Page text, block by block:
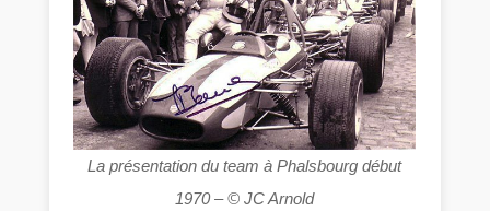
La présentation du team à Phalsbourg début
1970 – © JC Arnold